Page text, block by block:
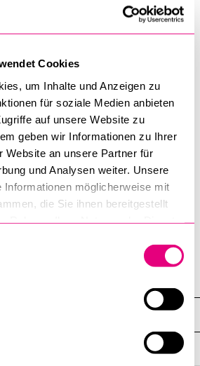
Cookies
um Inhalte und Anzeigen zu
für soziale Medien anbieten
auf unsere Website zu
geben wir Informationen zu Ihrer
Website an unsere Partner für
und Analysen weiter. Unsere
Informationen möglicherweise mit
die Sie ihnen bereitgestellt
des universitären
writing academic papers, the
Sheet
(english)